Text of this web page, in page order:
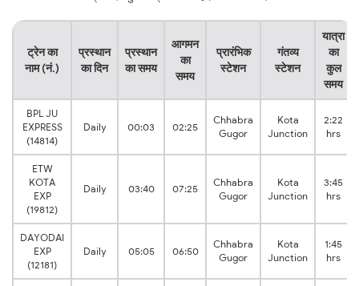
ट्रेन का
नाम (नं.)
प्रस्थान
का दिन
प्रस्थान
का समय
आगमन
का
समय
प्रारंभिक
स्टेशन
गंतव्य
स्टेशन
यात्रा
का
कुल
समय
BPL JU
EXPRESS
(14814)
Daily 00:03 02:25
Chhabra
Gugor
Kota
Junction
2:22
hrs
ETW
KOTA
EXP
(19812)
Daily 03:40 07:25
Chhabra
Gugor
Kota
Junction
3:45
hrs
DAYODAI
EXP
(12181)
Daily 05:05 06:50
Chhabra
Gugor
Kota
Junction
1:45
hrs